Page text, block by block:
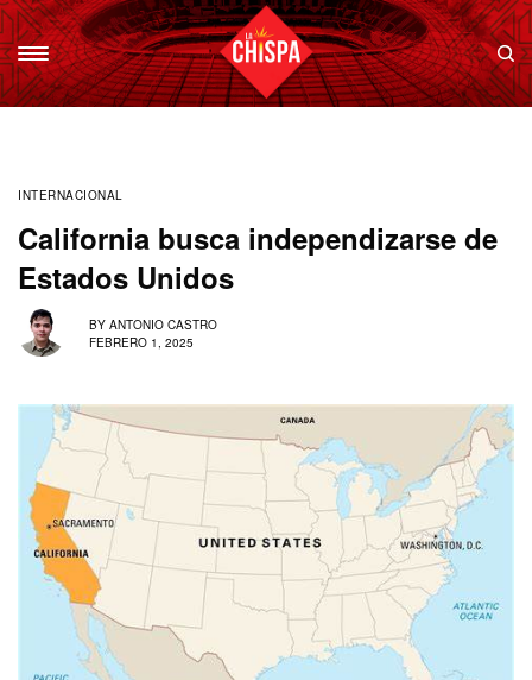
INTERNACIONAL
California busca independizarse de
Estados Unidos
BY ANTONIO CASTRO
FEBRERO 1, 2025